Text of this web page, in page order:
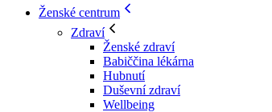
Ženské centrum
Zdraví
Ženské zdraví
Babiččina lékárna
Hubnutí
Duševní zdraví
Wellbeing